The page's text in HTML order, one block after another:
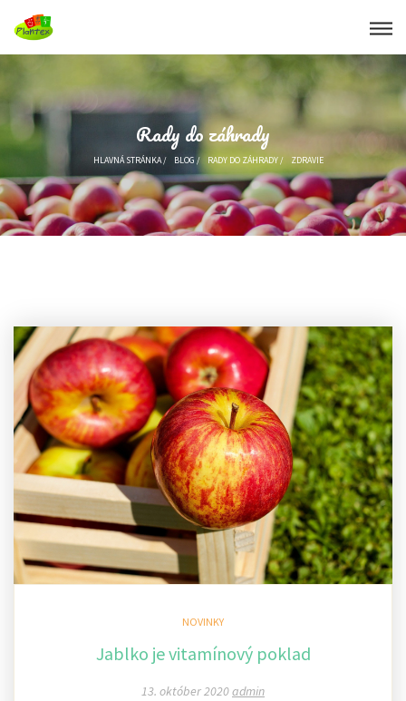
Rady do záhrady
HLAVNÁ STRÁNKA/ BLOG / RADY DO ZÁHRADY/ ZDRAVIE
NOVINKY
Jablko je vitamínový poklad
13. október 2020admin